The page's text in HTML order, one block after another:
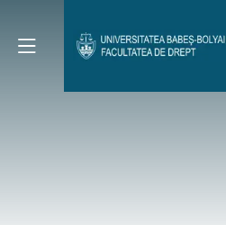
Avizier Studenți